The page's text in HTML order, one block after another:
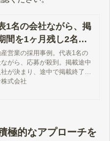
1名の会社ながら、掲
間を1ヶ月残し2名の
成功を実現！
営業の採用事例。代表1名の
がら、応募が殺到。掲載途中
が決まり、途中で掲載終了
採用予定1名のところ、意欲あ
株式会社
極的なアプローチを